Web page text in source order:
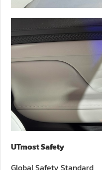
UTmost Safety